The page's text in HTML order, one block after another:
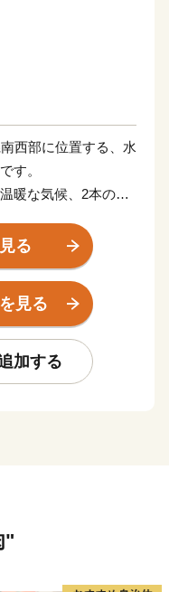
西部に位置する、水
す。
暖な気候、2本の一
シティライフとスロ
やすい街です。
納税サポートセンタ
1/4）は休業日とな
る
見る
加する
"